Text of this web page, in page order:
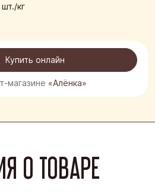
шт./кг
Купить онлайн
магазине «Алёнка»
О ТОВАРЕ